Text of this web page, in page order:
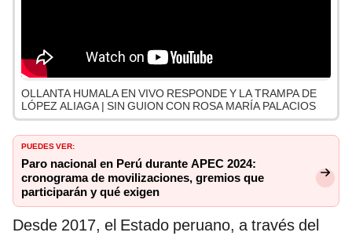
OLLANTA HUMALA EN VIVO RESPONDE Y LA TRAMPA DE
LÓPEZ ALIAGA | SIN GUION CON ROSA MARÍA PALACIOS
PUEDES VER:
Paro nacional en Perú durante APEC 2024:
cronograma de movilizaciones, gremios que
participarán y qué exigen
Desde 2017, el Estado peruano, a través del